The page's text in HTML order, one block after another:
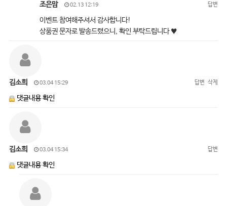
조은맘 02.13 12:19 답변
이벤트 참여해주셔서 감사합니다!
상품권 문자로 발송드렸으니, 확인 부탁드립니다 ♥
김소희 03.04 15:29 답변 삭제
댓글내용 확인
김소희 03.04 15:34 답변
댓글내용 확인